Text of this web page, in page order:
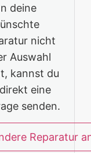
deine
nicht
Auswahl
kannst du
eine
senden.
Reparatur